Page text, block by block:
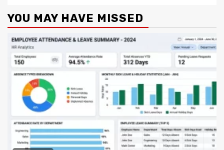
YOU MAY HAVE MISSED